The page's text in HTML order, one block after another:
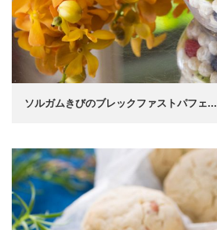
ソルガムきびのブレックファストパフェ...